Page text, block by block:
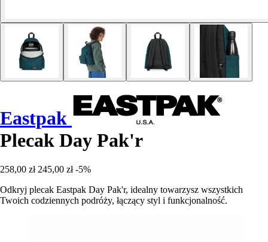
Eastpak
Plecak Day Pak'r
258,00 zł 245,00 zł -5%
Odkryj plecak Eastpak Day Pak'r, idealny towarzysz wszystkich
Twoich codziennych podróży, łączący styl i funkcjonalność.